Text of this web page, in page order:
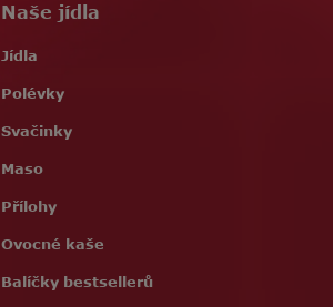
Naše jídla
Jídla
Polévky
Svačinky
Maso
Přílohy
Ovocné kaše
Balíčky bestsellerů